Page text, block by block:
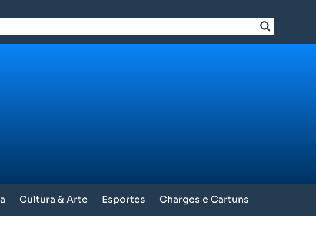
Cultura & Arte Esportes Charges e Cartuns